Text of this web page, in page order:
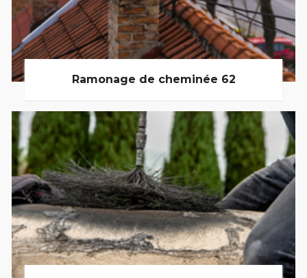
Ramonage de cheminée 62